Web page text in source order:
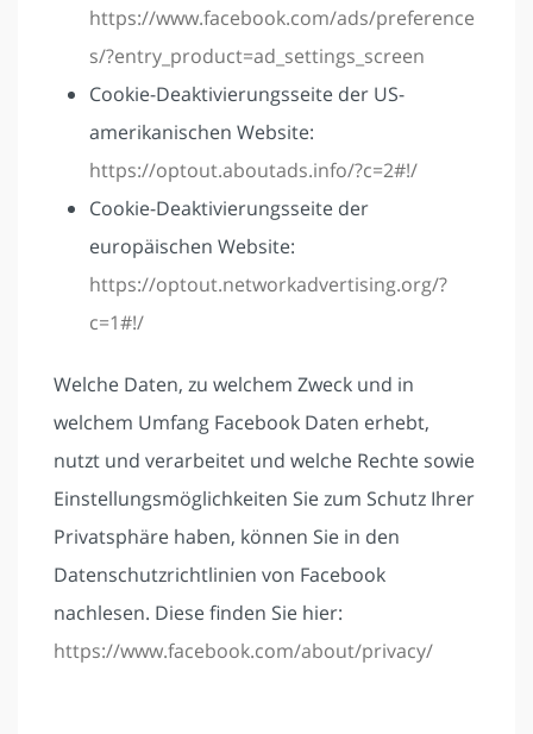
https://www.facebook.com/ads/preference
s/?entry_product=ad_settings_screen
Cookie-Deaktivierungsseite der US-
amerikanischen Website:
https://optout.aboutads.info/?c=2#!/
Cookie-Deaktivierungsseite der
europäischen Website:
https://optout.networkadvertising.org/?
c=1#!/
Welche Daten, zu welchem Zweck und in
welchem Umfang Facebook Daten erhebt,
nutzt und verarbeitet und welche Rechte sowie
Einstellungsmöglichkeiten Sie zum Schutz Ihrer
Privatsphäre haben, können Sie in den
Datenschutzrichtlinien von Facebook
nachlesen. Diese finden Sie hier:
https://www.facebook.com/about/privacy/